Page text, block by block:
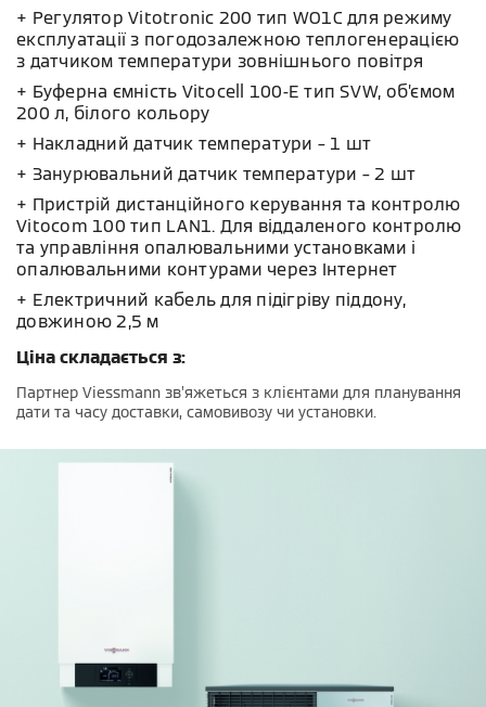
+ Регулятор Vitotronic 200 тип WO1C для режиму
експлуатації з погодозалежною теплогенерацією
з датчиком температури зовнішнього повітря
+ Буферна ємність Vitocell 100-E тип SVW, об’ємом
200 л, білого кольору
+ Накладний датчик температури – 1 шт
+ Занурювальний датчик температури – 2 шт
+ Пристрій дистанційного керування та контролю
Vitocom 100 тип LAN1. Для віддаленого контролю
та управління опалювальними установками і
опалювальними контурами через Інтернет
+ Електричний кабель для підігріву піддону,
довжиною 2,5 м
Ціна складається з:
Партнер Viessmann зв’яжеться з клієнтами для планування
дати та часу доставки, самовивозу чи установки.